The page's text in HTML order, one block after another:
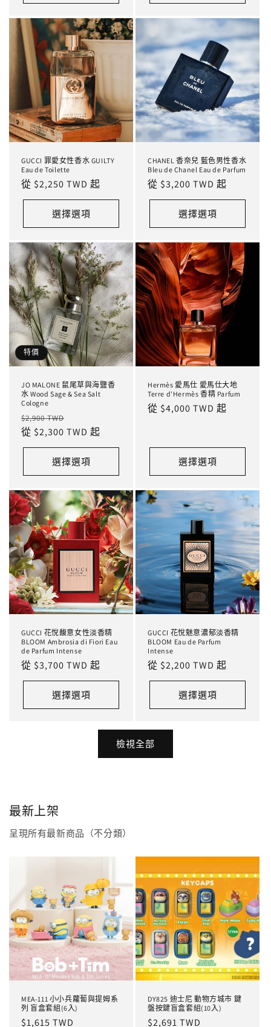
GUCCI 罪愛女性香水 GUILTY
Eau de Toilette
定
價
從 $2,250 TWD 起
選擇選項
CHANEL 香奈兒 藍色男性香水
Bleu de Chanel Eau de Parfum
定
價
從 $3,200 TWD 起
選擇選項
特價
JO MALONE 鼠尾草與海鹽香
水 Wood Sage & Sea Salt
Cologne
定
價
$2,900 TWD
價
從 $2,300 TWD 起
選擇選項
Hermès 愛馬仕 愛馬仕大地
Terre d'Hermès 香精 Parfum
定
從 $4,000 TWD 起
選擇選項
GUCCI 花悅馥意女性淡香精
BLOOM Ambrosia di Fiori Eau
de Parfum Intense
定
價
從 $3,700 TWD 起
選擇選項
GUCCI 花悅魅意濃郁淡香精
BLOOM Eau de Parfum
Intense
定
價
從 $2,200 TWD 起
選擇選項
檢視全部
最新上架
呈現所有最新商品（不分類）
MEA-111 小小兵蘿蔔與提姆系
列 盲盒套組(6入)
定
$1,615 TWD
DY825 迪士尼 動物方城市 鍵
盤按鍵盲盒套組(10入)
定
$2,691 TWD